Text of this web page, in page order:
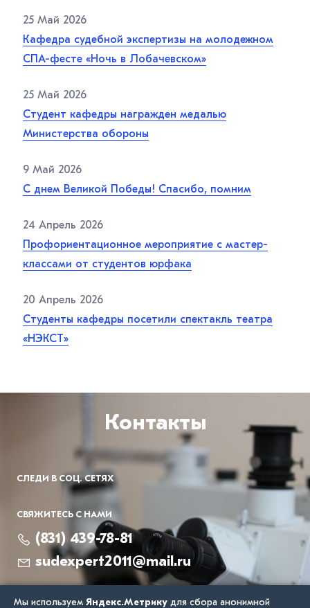
25 Май 2026
Кафедра судебной экспертизы на молодежном
СПА-фесте «Ночь в Лобачевском»
25 Май 2026
Студент кафедры награжден медалью
Министерства обороны
9 Май 2026
С днем Великой Победы! Спасибо, помним
24 Апрель 2026
Профориентационное мероприятие с мастер-
классами от студентов юрфака
20 Апрель 2026
Студенты кафедры посетили спектакль театра
«НЭКСТ»
Контакты
СЛЕДИ В СОЦ. СЕТЯХ
СВЯЖИТЕСЬ С НАМИ
(831) 439-78-81
sudexpert2011@mail.ru
Мы используем Яндекс.Метрику для сбора анонимной